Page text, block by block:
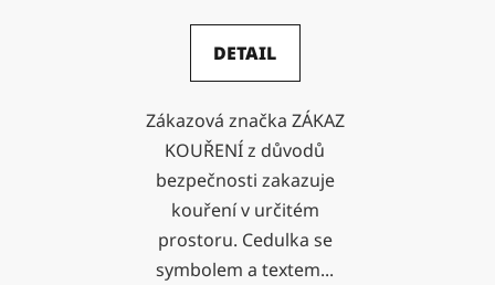
DETAIL
Zákazová značka ZÁKAZ
KOUŘENÍ z důvodů
bezpečnosti zakazuje
kouření v určitém
prostoru. Cedulka se
symbolem a textem...